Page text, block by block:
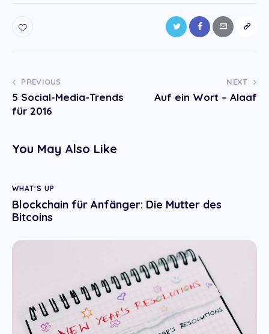
Post
navigation
PREVIOUS
5 Social-Media-Trends
für 2016
NEXT
Auf ein Wort – Alaaf
You May Also Like
WHAT'S UP
Blockchain für Anfänger: Die Mutter des
Bitcoins